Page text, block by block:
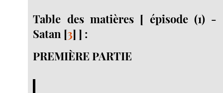
Table des matières [ épisode (1) -
Satan [3] ] :
PREMIÈRE PARTIE